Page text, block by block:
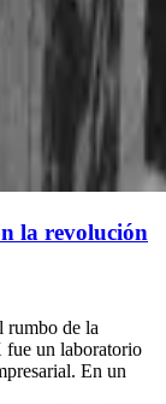
la revolución
rumbo de la
fue un laboratorio
En un